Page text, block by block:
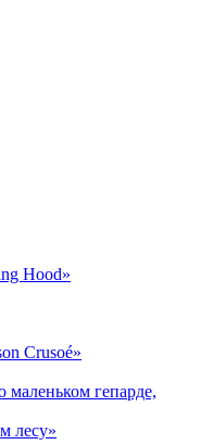
Hood»
Crusoé»
гепарде,
лесу»